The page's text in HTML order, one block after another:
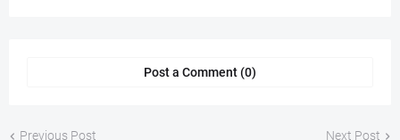
Post a Comment (0)
Previous Post Next Post